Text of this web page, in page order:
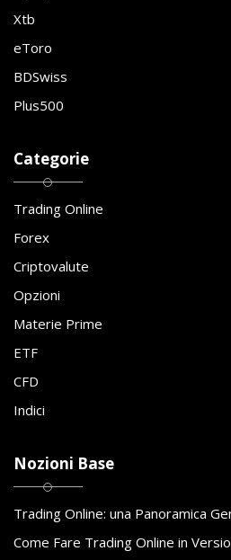
Xtb
eToro
BDSwiss
Plus500
Categorie
Trading Online
Forex
Criptovalute
Opzioni
Materie Prime
ETF
CFD
Indici
Nozioni Base
Trading Online: una Panoramica
Come Fare Trading Online in